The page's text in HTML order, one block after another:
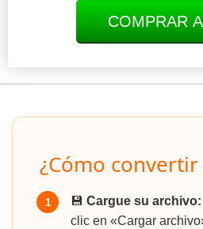
COMPRAR
¿Cómo convertir
1 💾 Cargue su archivo:
clic en «Cargar